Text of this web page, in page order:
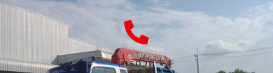
โทรด่วน